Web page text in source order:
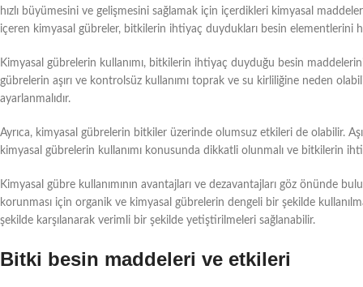
hızlı büyümesini ve gelişmesini sağlamak için içerdikleri kimyasal
içeren kimyasal gübreler, bitkilerin ihtiyaç duydukları besin elementlerini
Kimyasal gübrelerin kullanımı, bitkilerin ihtiyaç duyduğu besin
gübrelerin aşırı ve kontrolsüz kullanımı toprak ve su kirliliğine neden
ayarlanmalıdır.
Ayrıca, kimyasal gübrelerin bitkiler üzerinde olumsuz etkileri de olabilir.
kimyasal gübrelerin kullanımı konusunda dikkatli olunmalı ve bitkilerin
Kimyasal gübre kullanımının avantajları ve dezavantajları göz önünde
korunması için organik ve kimyasal gübrelerin dengeli bir şekilde
şekilde karşılanarak verimli bir şekilde yetiştirilmeleri sağlanabilir.
Bitki besin maddeleri ve etkileri